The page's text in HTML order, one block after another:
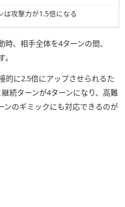
は攻撃力が1.5倍になる
時、相手全体を4ターンの間、
的に2.5倍にアップさせられるた
続ターンが4ターンになり、高難
ンのギミックにも対応できるのが